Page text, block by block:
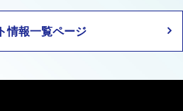
情報一覧ページ